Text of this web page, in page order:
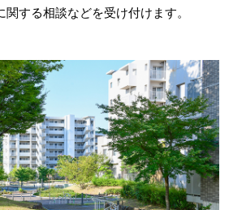
する相談などを受け付けます。